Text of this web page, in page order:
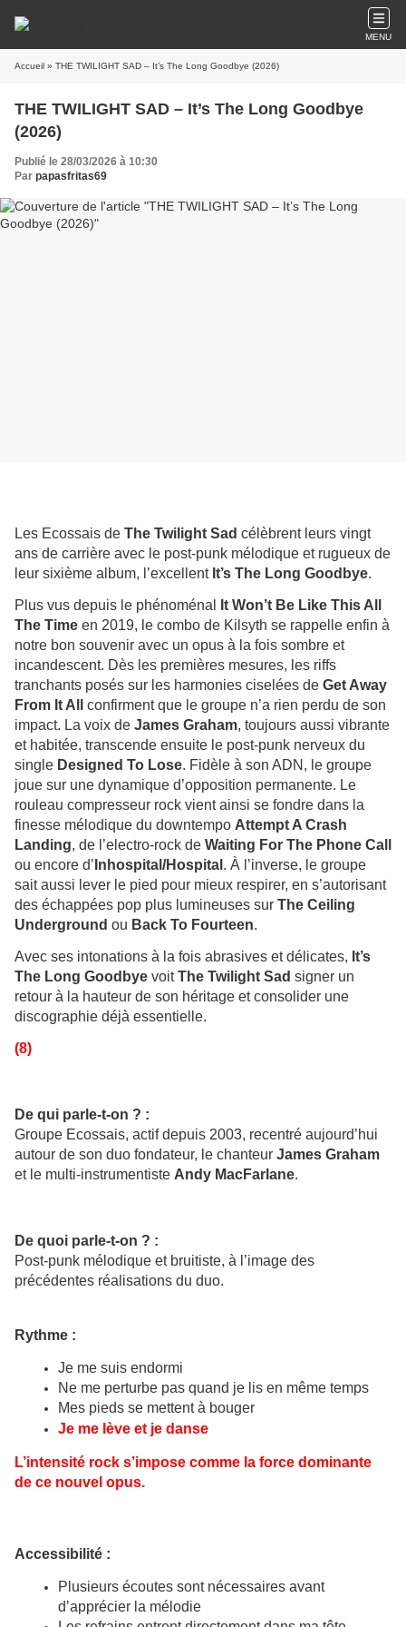
MENU
Accueil » THE TWILIGHT SAD – It’s The Long Goodbye (2026)
THE TWILIGHT SAD – It’s The Long Goodbye
(2026)
Publié le 28/03/2026 à 10:30
Par papasfritas69
Les Ecossais de The Twilight Sad célèbrent leurs vingt
ans de carrière avec le post-punk mélodique et rugueux de
leur sixième album, l’excellent It’s The Long Goodbye.
Plus vus depuis le phénoménal
It Won’t Be Like This All
The Time en 2019, le combo de Kilsyth se rappelle enfin à
notre bon souvenir avec un opus à la fois sombre et
incandescent. Dès les premières mesures, les riffs
tranchants posés sur les harmonies ciselées de Get Away
From It All
confirment que le groupe n’a rien perdu de son
impact. La voix de James Graham, toujours aussi vibrante
et habitée, transcende ensuite le post-punk nerveux du
single Designed To Lose. Fidèle à son ADN, le groupe
joue sur une dynamique d’opposition permanente. Le
rouleau compresseur rock vient ainsi se fondre dans la
finesse mélodique du downtempo Attempt A Crash
Landing, de l’electro-rock de Waiting For The Phone Call
ou encore d’ Inhospital/Hospital . À l’inverse, le groupe
sait aussi lever le pied pour mieux respirer, en s’autorisant
des échappées pop plus lumineuses sur The Ceiling
Underground ou Back To Fourteen.
Avec ses intonations à la fois abrasives et délicates, It’s
The Long Goodbye voitThe Twilight Sad signer un
retour à la hauteur de son héritage et consolider une
discographie déjà essentielle.
(8)
De qui parle-t-on ? :
Groupe Ecossais, actif depuis 2003, recentré aujourd’hui
autour de son duo fondateur, le chanteur James Graham
et le multi-instrumentiste Andy MacFarlane.
De quoi parle-t-on ? :
Post-punk mélodique et bruitiste, à l’image des
précédentes réalisations du duo.
Rythme :
Je me suis endormi
Ne me perturbe pas quand je lis en même temps
Mes pieds se mettent à bouger
Je me lève et je danse
L’intensité rock s’impose comme la force dominante
de ce nouvel opus.
Accessibilité :
Plusieurs écoutes sont nécessaires avant
d’apprécier la mélodie